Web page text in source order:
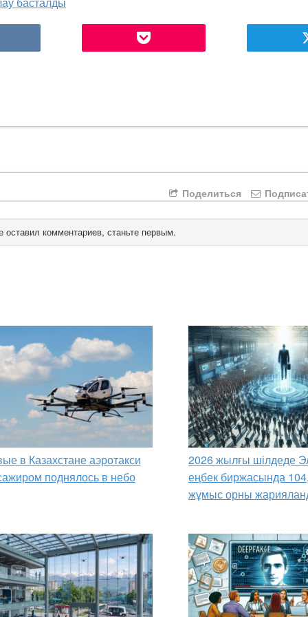
Поделиться
оставил комментариев, станьте первым.
в Казахстане аэротакси
поднялось в небо
2026 жылғы шілдеде
еңбек биржасында
жұмыс орны